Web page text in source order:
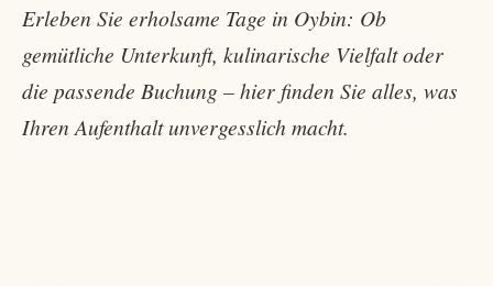
Erleben Sie erholsame Tage in Oybin: Ob
gemütliche Unterkunft, kulinarische Vielfalt oder
die passende Buchung – hier finden Sie alles, was
Ihren Aufenthalt unvergesslich macht.